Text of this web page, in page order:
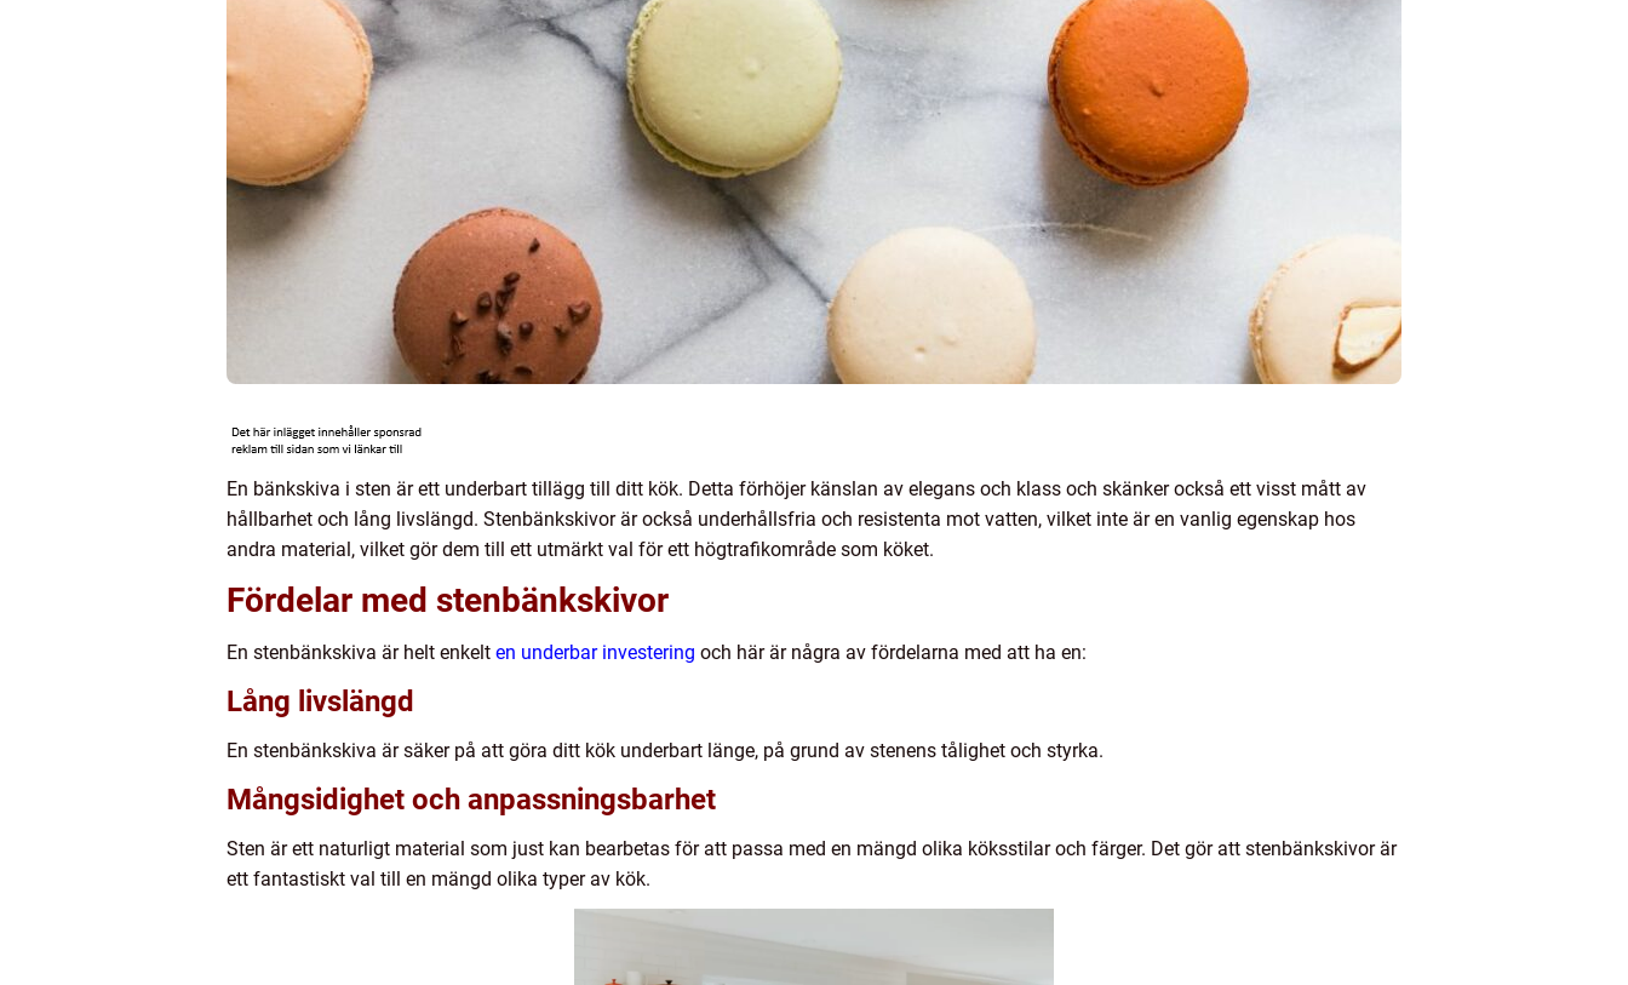
En bänkskiva i sten är ett underbart tillägg till ditt kök. Detta förhöjer känslan av elegans och klass och skänker också ett visst mått av
hållbarhet och lång livslängd. Stenbänkskivor är också underhållsfria och resistenta mot vatten, vilket inte är en vanlig egenskap hos
andra material, vilket gör dem till ett utmärkt val för ett högtrafikområde som köket.
Fördelar med stenbänkskivor
En stenbänkskiva är helt enkelt en underbar investering och här är några av fördelarna med att ha en:
Lång livslängd
En stenbänkskiva är säker på att göra ditt kök underbart länge, på grund av stenens tålighet och styrka.
Mångsidighet och anpassningsbarhet
Sten är ett naturligt material som just kan bearbetas för att passa med en mängd olika köksstilar och färger. Det gör att stenbänkskivor är
ett fantastiskt val till en mängd olika typer av kök.